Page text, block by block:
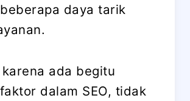
daya tarik
ada begitu
dalam SEO, tidak